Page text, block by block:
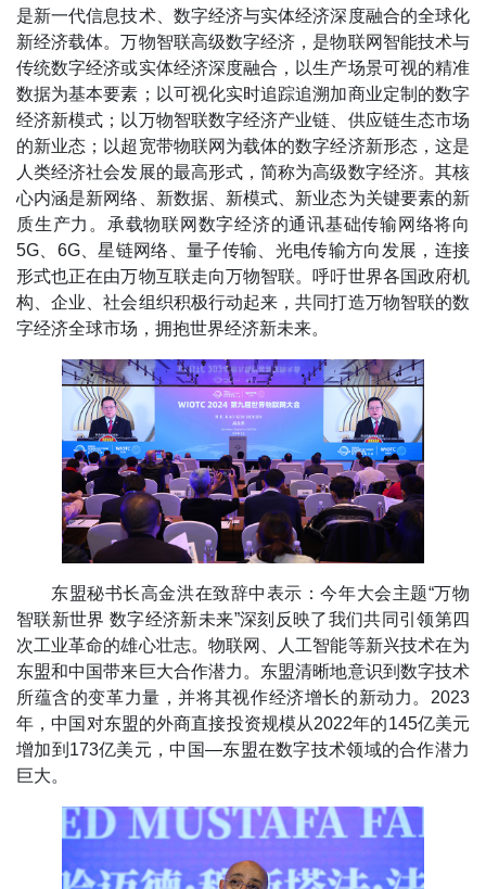
是新一代信息技术、数字经济与实体经济深度融合的全球化
新经济载体。万物智联高级数字经济，是物联网智能技术与
传统数字经济或实体经济深度融合，以生产场景可视的精准
数据为基本要素；以可视化实时追踪追溯加商业定制的数字
经济新模式；以万物智联数字经济产业链、供应链生态市场
的新业态；以超宽带物联网为载体的数字经济新形态，这是
人类经济社会发展的最高形式，简称为高级数字经济。其核
心内涵是新网络、新数据、新模式、新业态为关键要素的新
质生产力。承载物联网数字经济的通讯基础传输网络将向
5G、6G、星链网络、量子传输、光电传输方向发展，连接
形式也正在由万物互联走向万物智联。呼吁世界各国政府机
构、企业、社会组织积极行动起来，共同打造万物智联的数
字经济全球市场，拥抱世界经济新未来。
东盟秘书长高金洪在致辞中表示：今年大会主题“万物
智联新世界 数字经济新未来”深刻反映了我们共同引领第四
次工业革命的雄心壮志。物联网、人工智能等新兴技术在为
东盟和中国带来巨大合作潜力。东盟清晰地意识到数字技术
所蕴含的变革力量，并将其视作经济增长的新动力。2023
年，中国对东盟的外商直接投资规模从2022年的145亿美元
增加到173亿美元，中国—东盟在数字技术领域的合作潜力
巨大。